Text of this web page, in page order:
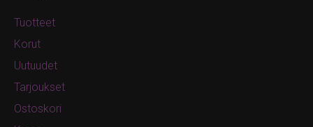
Tuotteet
Korut
Uutuudet
Tarjoukset
Ostoskori